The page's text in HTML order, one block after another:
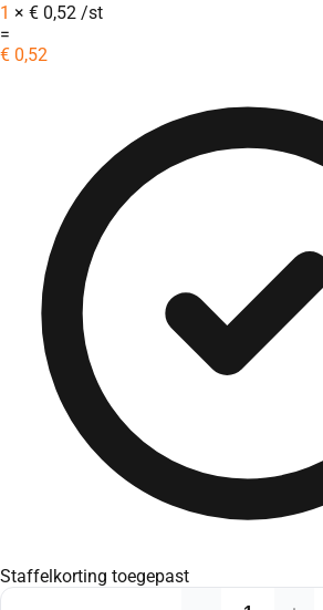
1 × € 0,52 /st
=
€ 0,52
Staffelkorting toegepast